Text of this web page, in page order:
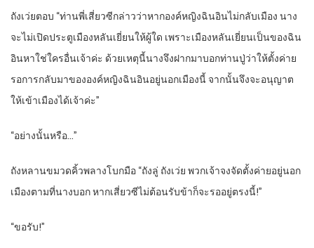
ถังเว่ยตอบ “ท่านพี่เสี่ยวซีกล่าวว่าหากองค์หญิงฉินอินไม่กลับเมือง นาง
จะไม่เปิดประตูเมืองหลันเยี่ยนให้ผู้ใด เพราะเมืองหลันเยี่ยนเป็นของฉิน
อินหาใช่ใครอื่นเจ้าค่ะ ด้วยเหตุนี้นางจึงฝากมาบอกท่านปู่ว่าให้ตั้งค่าย
รอการกลับมาขององค์หญิงฉินอินอยู่นอกเมืองนี้ จากนั้นจึงจะอนุญาต
ให้เข้าเมืองได้เจ้าค่ะ”
“อย่างนั้นหรือ…”
ถังหลานขมวดคิ้วพลางโบกมือ “ถังลู่ ถังเว่ย พวกเจ้าจงจัดตั้งค่ายอยู่นอก
เมืองตามที่นางบอก หากเสี่ยวซีไม่ต้อนรับข้าก็จะรออยู่ตรงนี้!”
“ขอรับ!”